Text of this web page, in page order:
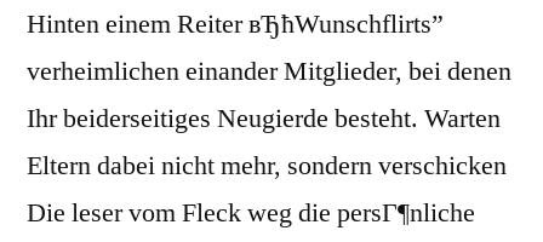
Hinten einem Reiter вЂћWunschflirts”
verheimlichen einander Mitglieder, bei denen
Ihr beiderseitiges Neugierde besteht. Warten
Eltern dabei nicht mehr, sondern verschicken
Die leser vom Fleck weg die persГ¶nliche